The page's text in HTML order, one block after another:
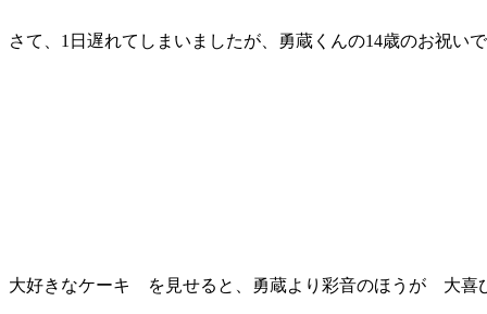
さて、1日遅れてしまいましたが、勇蔵くんの14歳のお祝い
大好きなケーキ を見せると、勇蔵より彩音のほうが 大喜